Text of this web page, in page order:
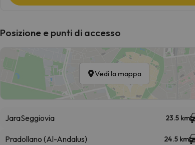
Posizione e punti di accesso
Vedi la mappa
JaraSeggiovia 23.5 km
Pradollano (Al-Andalus) 24.5 km